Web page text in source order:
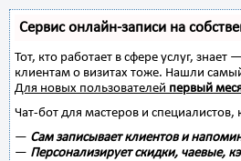
Сервис онлайн-записи на
Тот, кто работает в сфере услуг,
клиентам о визитах тоже. Нашли
Для новых пользователей первый
Чат-бот для мастеров и
— Сам записывает клиентов и
— Персонализирует скидки, чаевые,